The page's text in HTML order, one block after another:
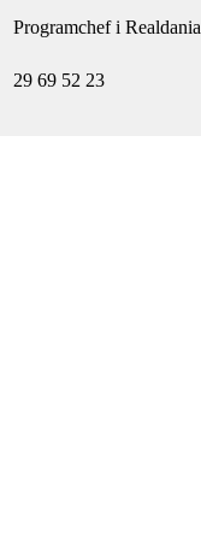
Programchef i Realdania
29 69 52 23